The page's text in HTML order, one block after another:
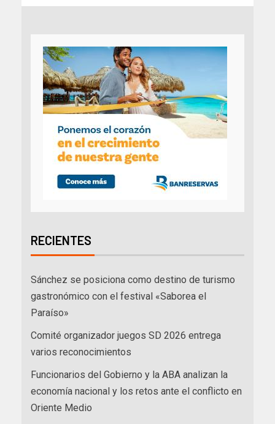
RECIENTES
Sánchez se posiciona como destino de turismo
gastronómico con el festival «Saborea el
Paraíso»
Comité organizador juegos SD 2026 entrega
varios reconocimientos
Funcionarios del Gobierno y la ABA analizan la
economía nacional y los retos ante el conflicto en
Oriente Medio